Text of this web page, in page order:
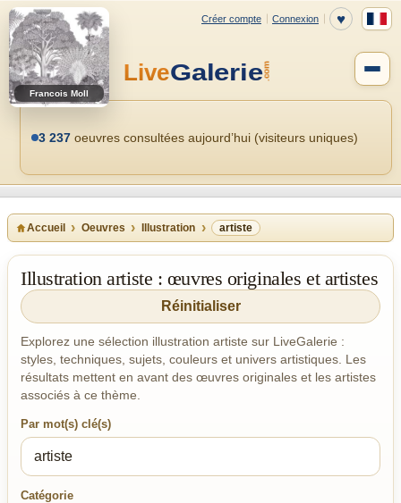
Francois Moll
3 237 oeuvres consultées aujourd’hui (visiteurs uniques)
Accueil Oeuvres Illustration artiste
Illustration artiste : œuvres originales et artistes
Réinitialiser
Explorez une sélection illustration artiste sur LiveGalerie :
styles, techniques, sujets, couleurs et univers artistiques. Les
résultats mettent en avant des œuvres originales et les artistes
associés à ce thème.
Par mot(s) clé(s)
Catégorie